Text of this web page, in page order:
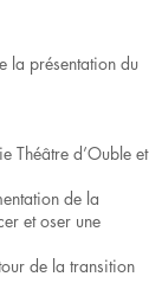
présentation du
Théâtre d’Ouble et
de la
et oser une
de la transition